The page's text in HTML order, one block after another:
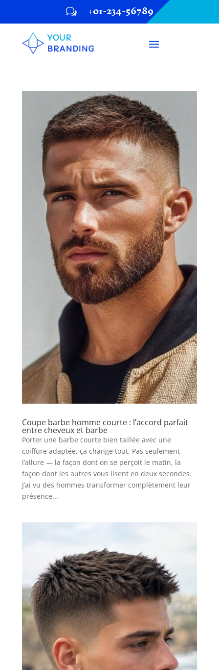
w +01-234-56789
Coupe barbe homme courte : l’accord parfait
entre cheveux et barbe
Porter une barbe courte bien taillée avec une
coiffure adaptée, ça change tout. Pas seulement
l’allure — la façon dont on se perçoit le matin, la
façon dont les autres vous lisent en deux secondes.
J’ai vu des hommes transformer complètement leur
présence...